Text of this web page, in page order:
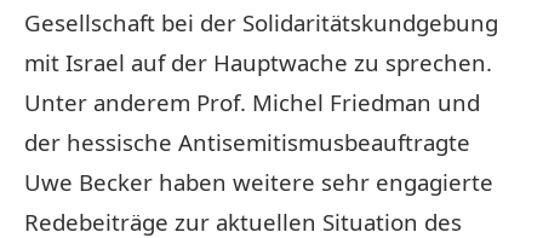
Gesellschaft bei der Solidaritätskundgebung
mit Israel auf der Hauptwache zu sprechen.
Unter anderem Prof. Michel Friedman und
der hessische Antisemitismusbeauftragte
Uwe Becker haben weitere sehr engagierte
Redebeiträge zur aktuellen Situation des